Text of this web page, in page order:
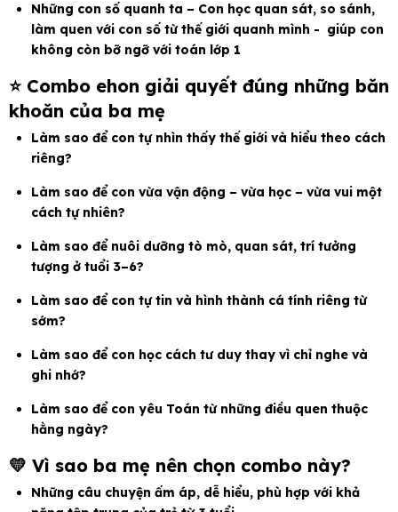
Những con số quanh ta – Con học quan sát, so sánh,
làm quen với con số từ thế giới quanh mình - giúp con
không còn bỡ ngỡ với toán lớp 1
⭐ Combo ehon giải quyết đúng những băn
khoăn của ba mẹ
Làm sao để con tự nhìn thấy thế giới và hiểu theo cách
riêng?
Làm sao để con vừa vận động – vừa học – vừa vui một
cách tự nhiên?
Làm sao để nuôi dưỡng tò mò, quan sát, trí tưởng
tượng ở tuổi 3–6?
Làm sao để con tự tin và hình thành cá tính riêng từ
sớm?
Làm sao để con học cách tư duy thay vì chỉ nghe và
ghi nhớ?
Làm sao để con yêu Toán từ những điều quen thuộc
hằng ngày?
💛 Vì sao ba mẹ nên chọn combo này?
Những câu chuyện ấm áp, dễ hiểu, phù hợp với khả